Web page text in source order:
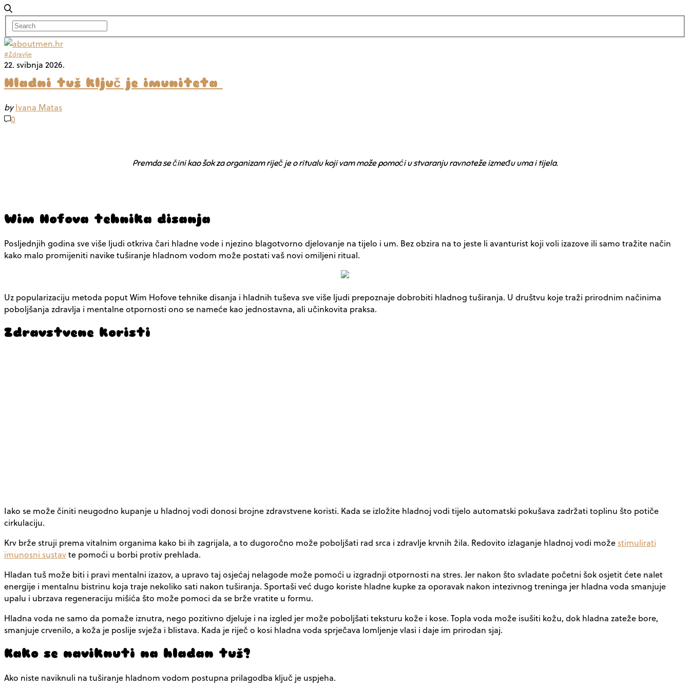
#Zdravlje
22. svibnja 2026.
Hladni tuš ključ je imuniteta
by Ivana Matas
0
Premda se čini kao šok za organizam riječ je o ritualu koji vam može pomoći u stvaranju ravnoteže između uma i tijela.
Wim Hofova tehnika disanja
Posljednjih godina sve više ljudi otkriva čari hladne vode i njezino blagotvorno djelovanje na tijelo i um. Bez obzira na to jeste li avanturist koji voli izazove ili samo tražite način
kako malo promijeniti navike tuširanje hladnom vodom može postati vaš novi omiljeni ritual.
Uz popularizaciju metoda poput Wim Hofove tehnike disanja i hladnih tuševa sve više ljudi prepoznaje dobrobiti hladnog tuširanja. U društvu koje traži prirodnim načinima
poboljšanja zdravlja i mentalne otpornosti ono se nameće kao jednostavna, ali učinkovita praksa.
Zdravstvene koristi
Iako se može činiti neugodno kupanje u hladnoj vodi donosi brojne zdravstvene koristi. Kada se izložite hladnoj vodi tijelo automatski pokušava zadržati toplinu što potiče
cirkulaciju.
Krv brže struji prema vitalnim organima kako bi ih zagrijala, a to dugoročno može poboljšati rad srca i zdravlje krvnih žila. Redovito izlaganje hladnoj vodi može stimulirati
imunosni sustavte pomoći u borbi protiv prehlada.
Hladan tuš može biti i pravi mentalni izazov, a upravo taj osjećaj nelagode može pomoći u izgradnji otpornosti na stres. Jer nakon što svladate početni šok osjetit ćete nalet
energije i mentalnu bistrinu koja traje nekoliko sati nakon tuširanja. Sportaši već dugo koriste hladne kupke za oporavak nakon intezivnog treninga jer hladna voda smanjuje
upalu i ubrzava regeneraciju mišića što može pomoci da se brže vratite u formu.
Hladna voda ne samo da pomaže iznutra, nego pozitivno djeluje i na izgled jer može poboljšati teksturu kože i kose. Topla voda može isušiti kožu, dok hladna zateže bore,
smanjuje crvenilo, a koža je poslije svježa i blistava. Kada je riječ o kosi hladna voda sprječava lomljenje vlasi i daje im prirodan sjaj.
Kako se naviknuti na hladan tuš?
Ako niste naviknuli na tuširanje hladnom vodom postupna prilagodba ključ je uspjeha.